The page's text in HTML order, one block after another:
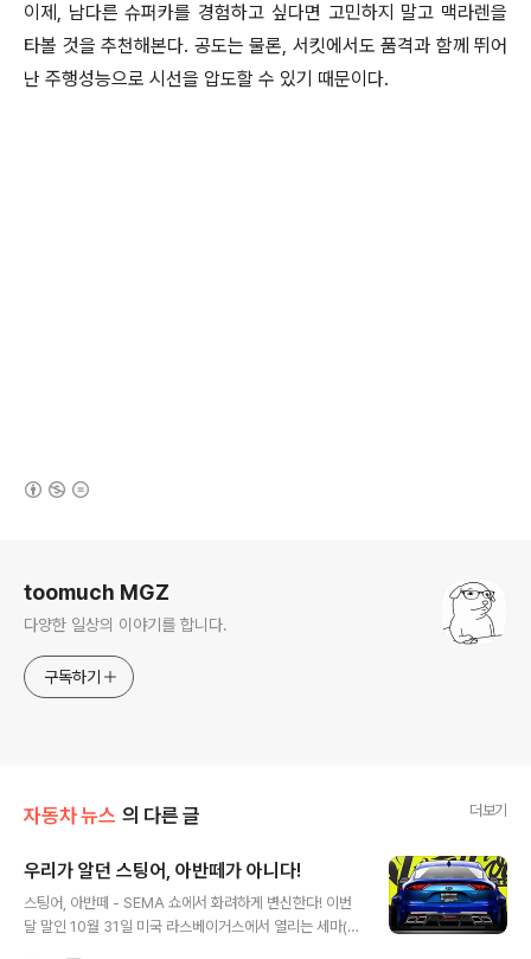
이제, 남다른 슈퍼카를 경험하고 싶다면 고민하지 말고 맥라렌을
타볼 것을 추천해본다. 공도는 물론, 서킷에서도 품격과 함께 뛰어
난 주행성능으로 시선을 압도할 수 있기 때문이다.
toomuch MGZ
다양한 일상의 이야기를 합니다.
구독하기
자동차 뉴스 의 다른 글 더보기
우리가 알던 스팅어, 아반떼가 아니다!
스팅어, 아반떼 - SEMA 쇼에서 화려하게 변신한다! 이번
달 말인 10월 31일 미국 라스베이거스에서 열리는 세마(S